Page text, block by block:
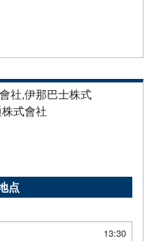
社,伊那巴士株式
式會社
点
13:30